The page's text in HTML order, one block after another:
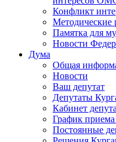
Конфликт
Методические
Памятка для
Новости
Дума
Общая
Новости
Ваш депутат
Депутаты
Кабинет
График приема
Постоянные